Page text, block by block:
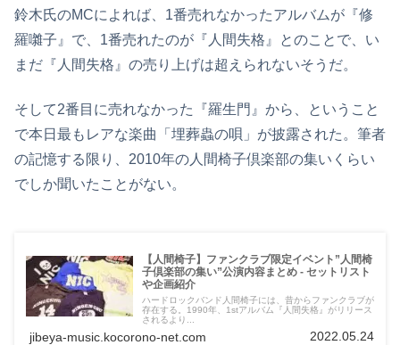
鈴木氏のMCによれば、1番売れなかったアルバムが『修
羅囃子』で、1番売れたのが『人間失格』とのことで、い
まだ『人間失格』の売り上げは超えられないそうだ。
そして2番目に売れなかった『羅生門』から、ということ
で本日最もレアな楽曲「埋葬蟲の唄」が披露された。筆者
の記憶する限り、2010年の人間椅子倶楽部の集いくらい
でしか聞いたことがない。
【人間椅子】ファンクラブ限定イベント”人間椅
子倶楽部の集い”公演内容まとめ - セットリスト
や企画紹介
ハードロックバンド人間椅子には、昔からファンクラブが
存在する。1990年、1stアルバム『人間失格』がリリース
されるより...
jibeya-music.kocorono-net.com 2022.05.24